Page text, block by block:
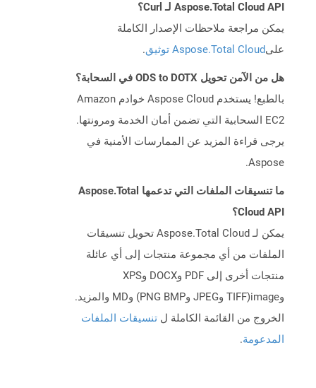
Aspose.Total Cloud API لـ Curl؟
يمكن مراجعة ملاحظات الإصدار الكاملة
علىAspose.Total Cloud توثيق .
هل من الآمن تحويل ODS to DOTX في السحابة؟
بالطبع! يستخدم Aspose Cloud خوادم Amazon
EC2 السحابية التي تضمن أمان الخدمة ومرونتها.
يرجى قراءة المزيد عن الممارسات الأمنية في
Aspose.
ما تنسيقات الملفات التي تدعمها Aspose.Total
Cloud API؟
يمكن لـ Aspose.Total Cloud تحويل تنسيقات
الملفات من أي مجموعة منتجات إلى أي عائلة
منتجات أخرى إلى PDF وDOCX وXPS
وimage(TIFF وJPEG وPNG BMP) وMD والمزيد.
الخروج من القائمة الكاملة ل تنسيقات الملفات
المدعومة.